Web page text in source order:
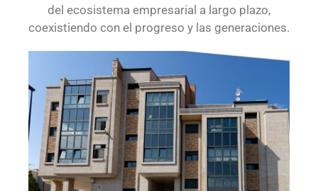
del ecosistema empresarial a largo plazo,
coexistiendo con el progreso y las generaciones.